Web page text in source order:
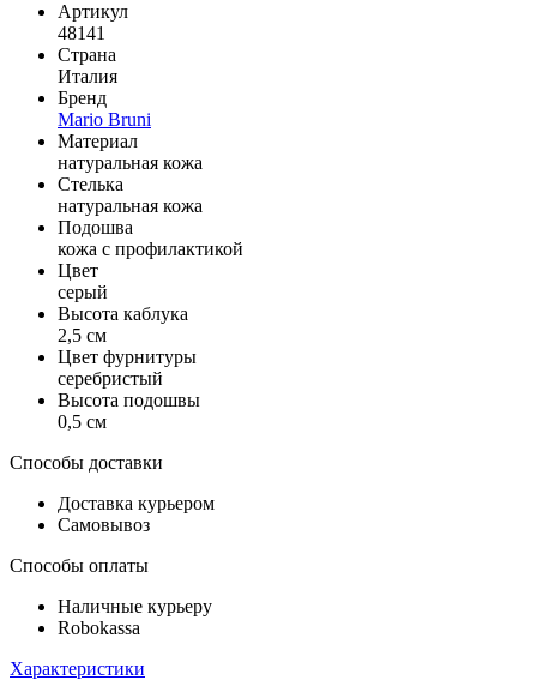
Артикул
48141
Страна
Италия
Бренд
Mario Bruni
Материал
натуральная кожа
Стелька
натуральная кожа
Подошва
кожа с профилактикой
Цвет
серый
Высота каблука
2,5 см
Цвет фурнитуры
серебристый
Высота подошвы
0,5 см
Способы доставки
Доставка курьером
Самовывоз
Способы оплаты
Наличные курьеру
Robokassa
Характеристики